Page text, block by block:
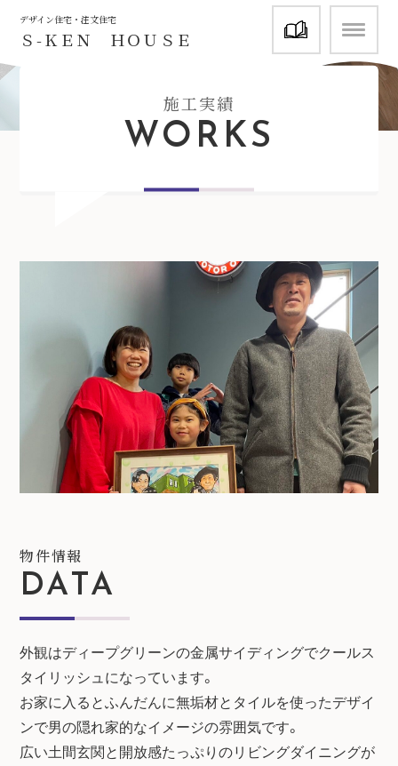
デザイン住宅・注文住宅
Ｓ-ＫＥＮ ＨＯＵＳＥ
資料請求
施工実績
WORKS
物件情報
DATA
外観はディープグリーンの金属サイディングでクールス
タイリッシュになっています。
お家に入るとふんだんに無垢材とタイルを使ったデザイ
ンで男の隠れ家的なイメージの雰囲気です。
広い土間玄関と開放感たっぷりのリビングダイニングが